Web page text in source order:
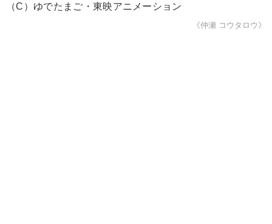
（C）ゆでたまご・東映アニメーション
《仲瀬 コウタロウ》